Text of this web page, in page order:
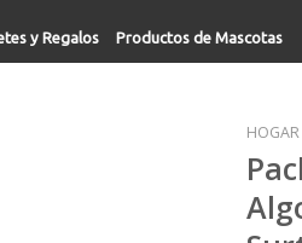
y Regalos Productos de Mascotas
HOGAR